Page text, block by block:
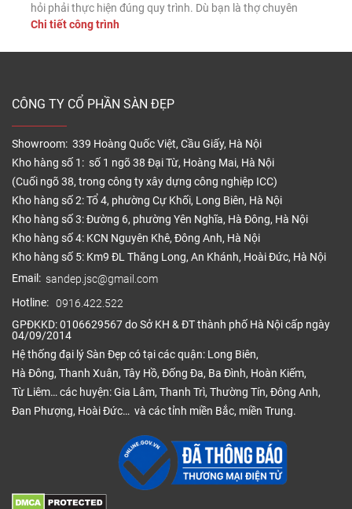
hỏi phải thực hiện đúng quy trình. Dù bạn là thợ chuyên
nghiệp hay tự lát tại nhà, nắm vững các bước lắp đặt chuẩn
Chi tiết công trình
CÔNG TY CỔ PHẦN SÀN ĐẸP
Showroom: 339 Hoàng Quốc Việt, Cầu Giấy, Hà Nội
Kho hàng số 1: số 1 ngõ 38 Đại Từ, Hoàng Mai, Hà Nội
(Cuối ngõ 38, trong công ty xây dựng công nghiệp ICC)
Kho hàng số 2: Tổ 4, phường Cự Khối, Long Biên, Hà Nội
Kho hàng số 3: Đường 6, phường Yên Nghĩa, Hà Đông, Hà Nội
Kho hàng số 4: KCN Nguyên Khê, Đông Anh, Hà Nội
Kho hàng số 5: Km9 ĐL Thăng Long, An Khánh, Hoài Đức, Hà Nội
Email: sandep.jsc@gmail.com
Hotline: 0916.422.522
GPĐKKD: 0106629567 do Sở KH & ĐT thành phố Hà Nội cấp ngày
04/09/2014
Hệ thống đại lý Sàn Đẹp có tại các quận: Long Biên,
Hà Đông, Thanh Xuân, Tây Hồ, Đống Đa, Ba Đình, Hoàn Kiếm,
Từ Liêm… các huyện: Gia Lâm, Thanh Trì, Thường Tín, Đông Anh,
Đan Phượng, Hoài Đức… và các tỉnh miền Bắc, miền Trung.